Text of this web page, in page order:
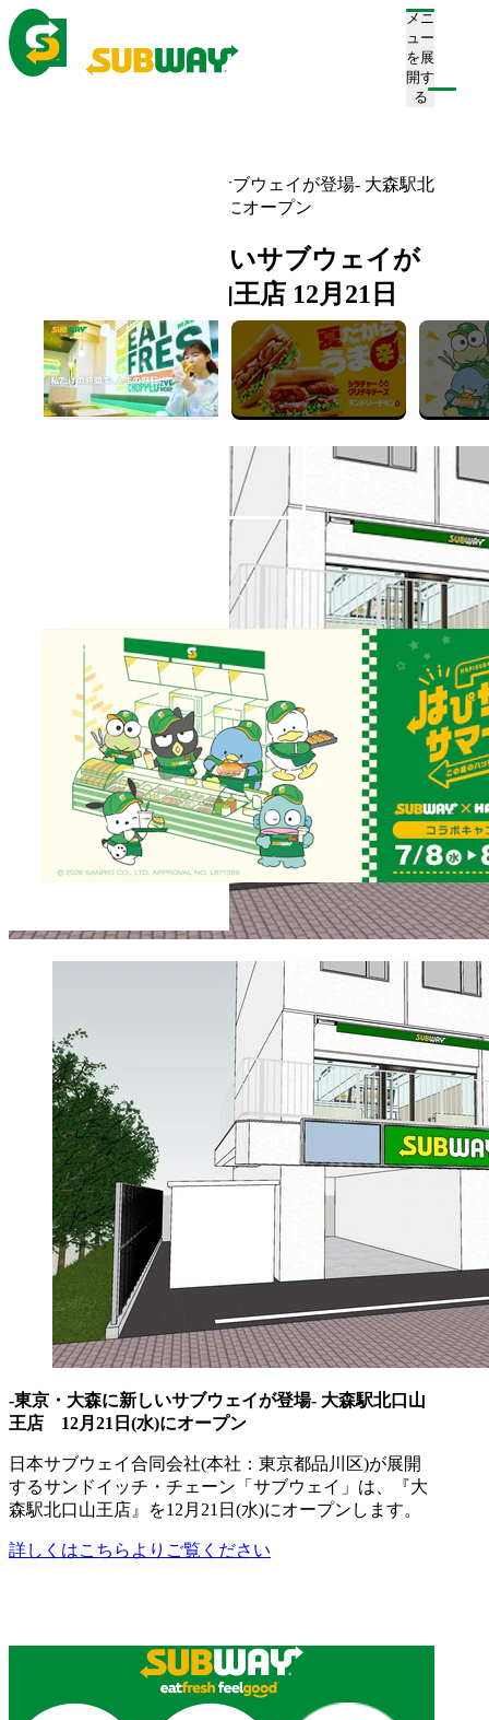
メニ
ュー
を展
開す
る
-東京・大森に新しいサブウェイが登場- 大森駅北
口山王店 12月21日(水)にオープン
-東京・大森に新しいサブウェイが
登場- 大森駅北口山王店 12月21日
(水)にオープン
2022.12.20
新店舗情報
-東京・大森に新しいサブウェイが登場- 大森駅北口山
王店 12月21日(水)にオープン
⽇本サブウェイ合同会社(本社：東京都品川区)が展開
するサンドイッチ・チェーン「サブウェイ」は、『大
森駅北口山王店』を12月21日(水)にオープンします。
詳しくはこちらよりご覧ください